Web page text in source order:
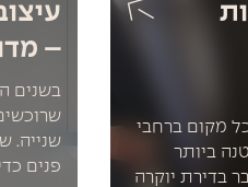
מקום ברחבי
ביותר
בדירת יוקרה
–
בשנים
שנייה.
פנים